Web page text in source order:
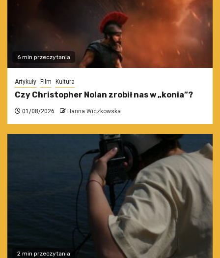
6 min przeczytania
Artykuły Film Kultura
Czy Christopher Nolan zrobił nas w „konia”?
01/08/2026 Hanna Wiczkowska
2 min przeczytania